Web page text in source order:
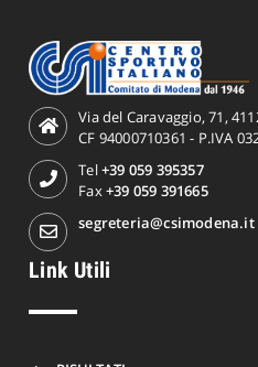
Via del Caravaggio, 71,
CF 94000710361 - P.IVA
Tel+39 059 395357
Fax+39 059 391665
segreteria@csimodena.it
Link Utili